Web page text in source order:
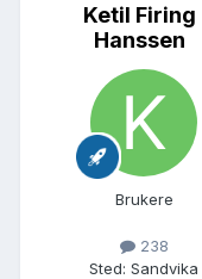
Ketil Firing
Hanssen
Brukere
238
Sted: Sandvika